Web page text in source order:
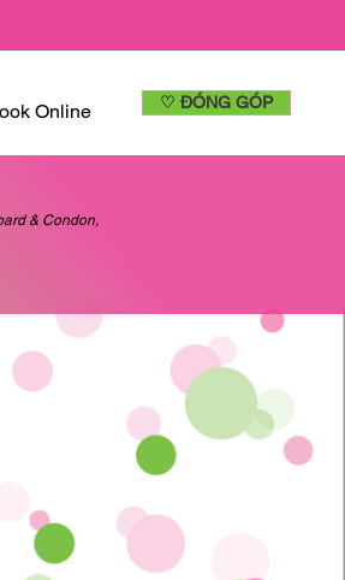
Online ♡ ĐÓNG GÓP
& Condon,